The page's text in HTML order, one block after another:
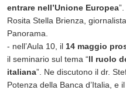
entrare nell’Unione Europea
Rosita Stella Brienza,
Panorama.
- nell’Aula 10, il 14 maggio
il seminario sul tema “Il ruolo
italiana”. Ne discutono il dr.
Potenza della Banca d’Italia, e